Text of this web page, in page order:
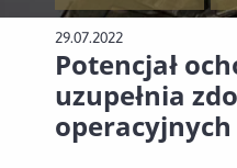
Przejście do nowej strony z
29.07.2022
Potencjał
uzupełnia
operacyjnych